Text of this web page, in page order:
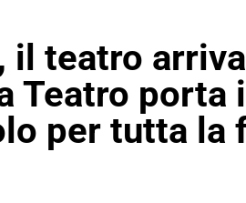
il teatro
Teatro porta
per tutta la